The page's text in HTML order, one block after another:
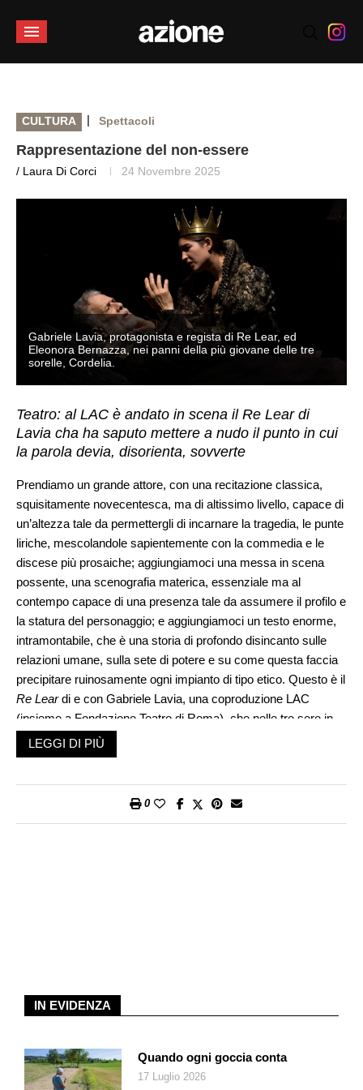
CULTURA | Spettacoli
Rappresentazione del non-essere
/ Laura Di Corci 24 Novembre 2025
Gabriele Lavia, protagonista e regista di Re Lear, ed
Eleonora Bernazza, nei panni della più giovane delle tre
sorelle, Cordelia.
Teatro: al LAC è andato in scena il Re Lear di
Lavia cha ha saputo mettere a nudo il punto in cui
la parola devia, disorienta, sovverte
Prendiamo un grande attore, con una recitazione classica,
squisitamente novecentesca, ma di altissimo livello, capace di
un’altezza tale da permettergli di incarnare la tragedia, le punte
liriche, mescolandole sapientemente con la commedia e le
discese più prosaiche; aggiungiamoci una messa in scena
possente, una scenografia materica, essenziale ma al
contempo capace di una presenza tale da assumere il profilo e
la statura del personaggio; e aggiungiamoci un testo enorme,
intramontabile, che è una storia di profondo disincanto sulle
relazioni umane, sulla sete di potere e su come questa faccia
precipitare ruinosamente ogni impianto di tipo etico. Questo è il
Re Leardi e con Gabriele Lavia, una coproduzione LAC
(insieme a Fondazione Teatro di Roma), che nelle tre sere in
cui è stato proposto a Lugano (da mercoledì, anche se non è
andato in scena a causa di un malore dello stesso Lavia, a
sfociato – per quanto riguarda l’ultima sera, perlomeno, quella
Il tema più importante che emerge in queste relazioni malate
accanto a quello del mondo come teatro di inganni e vendette.
Una storia di perdite, come sottolinea Lavia stesso, che a Re
LEGGI DI PIÙ
0
IN EVIDENZA
Quando ogni goccia conta
17 Luglio 2026